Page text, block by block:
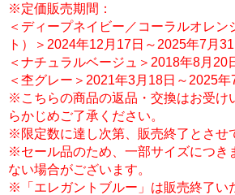
※定価販売期間：
＜ディープネイビー／コーラルオレン
ト）＞2024年12月17日～2025年7月31
＜ナチュラルベージュ＞2018年8月20
＜杢グレー＞2021年3月18日～2025年
※こちらの商品の返品・交換はお受け
らかじめご了承ください。
※限定数に達し次第、販売終了とさせ
※セール品のため、一部サイズにつき
ない場合がございます。
※「エレガントブルー」は販売終了い